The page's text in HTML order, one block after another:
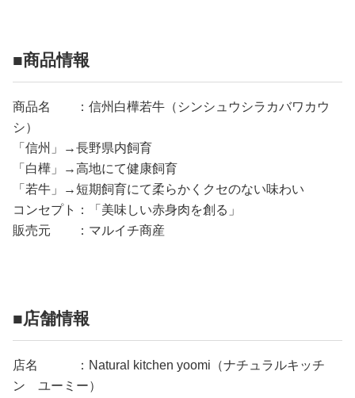
■商品情報
商品名 ：信州白樺若牛（シンシュウシラカバワカウ
シ）
「信州」→長野県内飼育
「白樺」→高地にて健康飼育
「若牛」→短期飼育にて柔らかくクセのない味わい
コンセプト：「美味しい赤身肉を創る」
販売元 ：マルイチ商産
■店舗情報
店名 ：Natural kitchen yoomi（ナチュラルキッチ
ン ユーミー）